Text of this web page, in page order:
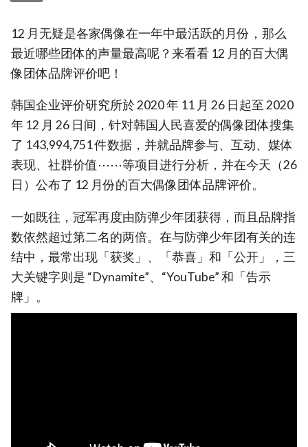
12 月无疑是各家偶像在一年中最活跃的月份，那么
最近哪些团体的声量最高呢？来看看 12 月的百大偶
像团体品牌评价吧！
韩国企业评价研究所於 2020 年 11 月 26 日起至 2020
年 12 月 26 日间，针对韩国人民喜爱的偶像团体搜集
了 143,994,751 件数据，并就品牌参与、互动、媒体
表现、社群价值⋯⋯等项目进行分析，并在今天（26
日）公布了 12 月份的百大偶像团体品牌评价。
一如既往，冠军再度由防弹少年团获得，而且品牌指
数依然超过第二名的两倍。在与防弹少年团有关的连
结中，最常出现「获奖」、「恭喜」和「公开」，三
大关键字则是 “Dynamite”、“YouTube” 和「告示
牌」。